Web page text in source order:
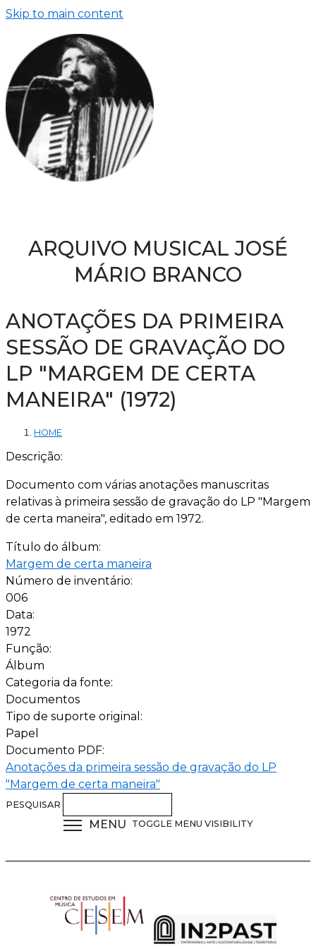
Skip to main content
ARQUIVO MUSICAL JOSÉ
MÁRIO BRANCO
ANOTAÇÕES DA PRIMEIRA
SESSÃO DE GRAVAÇÃO DO
LP "MARGEM DE CERTA
MANEIRA" (1972)
HOME
Descrição:
Documento com várias anotações manuscritas
relativas à primeira sessão de gravação do LP "Margem
de certa maneira", editado em 1972.
Título do álbum:
Margem de certa maneira
Número de inventário:
006
Data:
1972
Função:
Álbum
Categoria da fonte:
Documentos
Tipo de suporte original:
Papel
Documento PDF:
Anotações da primeira sessão de gravação do LP
"Margem de certa maneira"
PESQUISAR
MENU TOGGLE MENU VISIBILITY